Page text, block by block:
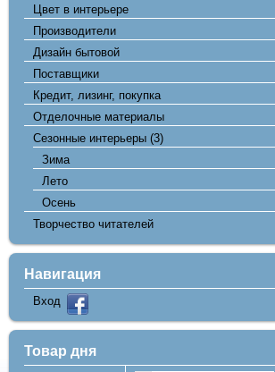
Цвет в интерьере
Производители
Дизайн бытовой
Поставщики
Кредит, лизинг, покупка
Отделочные материалы
Сезонные интерьеры (3)
Зима
Лето
Осень
Творчество читателей
Навигация
Вход
Товар дня